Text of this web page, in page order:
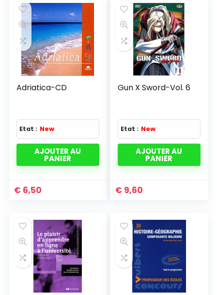
Adriatica-CD
Etat : New
AJOUTER AU
PANIER
€ 6,50
Gun X Sword-Vol. 6
Etat : New
AJOUTER AU
PANIER
€ 9,60